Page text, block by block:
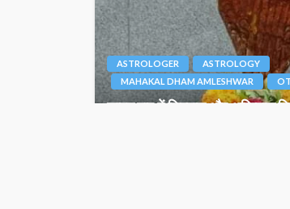
ASTROLOGER
ASTROLOGY
MAHAKAL DHAM AMLESHWAR
सावन माह में शिववास और अग्निवास